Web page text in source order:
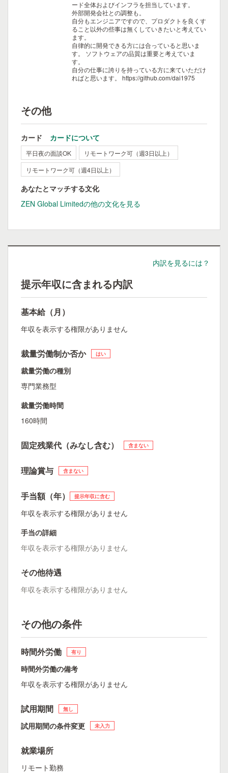
ード全体およびインフラを担当しています。
外部開発会社との調整も。
自分もエンジニアですので、プロダクトを良くす
ること以外の些事は無くしていきたいと考えてい
ます。
自律的に開発できる方には合っていると思いま
す。
ソフトウェアの品質は重要と考えていま
す。
自分の仕事に誇りを持っている方に来ていただけ
ればと思います。
https://github.com/dai1975
その他
カード カードについて
平日夜の面談OK
リモートワーク可（週3日以上）
リモートワーク可（週4日以上）
あなたとマッチする文化
ZEN Global Limitedの他の文化を見る
内訳を見るには？
提示年収に含まれる内訳
基本給（月）
年収を表示する権限がありません
裁量労働制か否か はい
裁量労働の種別
専門業務型
裁量労働時間
160時間
固定残業代（みなし含む） 含まない
理論賞与 含まない
手当額（年） 提示年収に含む
年収を表示する権限がありません
手当の詳細
年収を表示する権限がありません
その他待遇
年収を表示する権限がありません
その他の条件
時間外労働 有り
時間外労働の備考
年収を表示する権限がありません
試用期間 無し
試用期間の条件変更 未入力
就業場所
リモート勤務